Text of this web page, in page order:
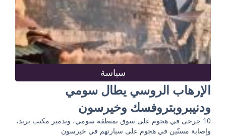
سياسة
الإرهاب الروسي يطال سومي
ودنيبروبتروفسك وخيرسون
10 جرحى في هجوم على سوق بمنطقة سومي، وتدمير مكتب بريد،
وإصابة مسنّين في هجوم على سيارتهم في خيرسون